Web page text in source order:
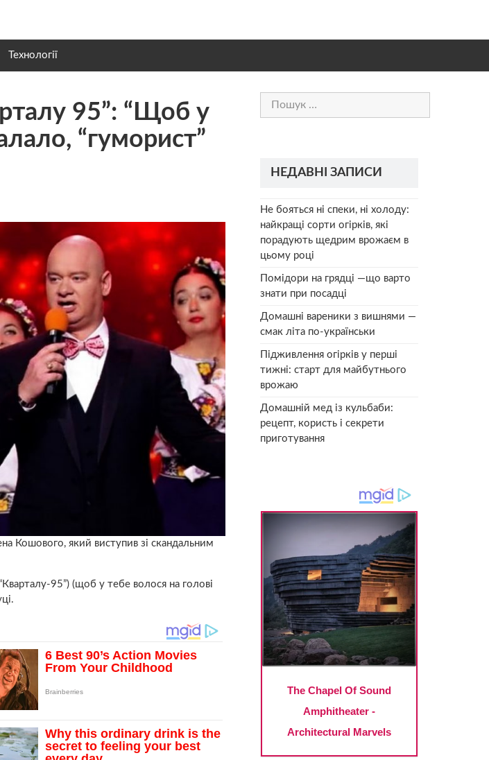
Технології
95”: “Щоб у
“гуморист”
Кошового, який виступив зі скандальним
95”) (щоб у тебе волося на голові
Пошук:
НЕДАВНІ ЗАПИСИ
Не бояться ні спеки, ні холоду:
найкращі сорти огірків, які
порадують щедрим врожаєм в
цьому році
Помідори на грядці —що варто
знати при посадці
Домашні вареники з вишнями —
смак літа по-українськи
Підживлення огірків у перші
тижні: старт для майбутнього
врожаю
Домашній мед із кульбаби:
рецепт, користь і секрети
приготування